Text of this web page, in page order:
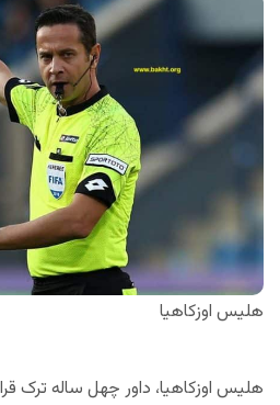
هلیس اوزکاهیا
هلیس اوزکاهیا، داور چهل ساله ترک